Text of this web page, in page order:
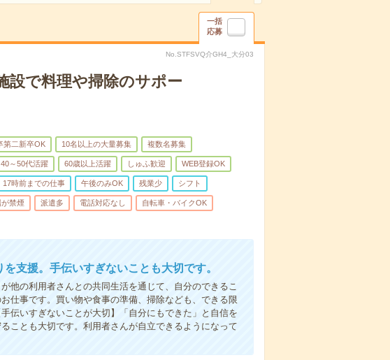
一括
応募
No.STFSVQ介GH4_大分03
設で料理や掃除のサポー
第二新卒OK 10名以上の大量募集 複数名募集
40～50代活躍 60歳以上活躍 しゅふ歓迎 WEB登録OK
17時前までの仕事 午後のみOK 残業少 シフト
禁煙 派遣多 電話対応なし 自転車・バイクOK
支援。手伝いすぎないことも大切です。
他の利用者さんとの共同生活を通じて、自分のできるこ
仕事です。買い物や食事の準備、掃除なども、できる限
伝いすぎないことが大切】「自分にもできた」と自信を
ことも大切です。利用者さんが自立できるようになって